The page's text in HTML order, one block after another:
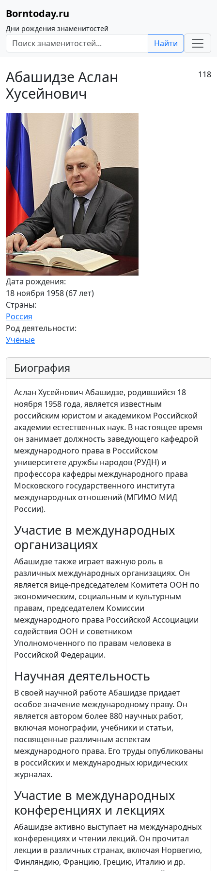
Borntoday.ru
Дни рождения знаменитостей
Найти
Абашидзе Аслан
Хусейнович
118
Дата рождения:
18 ноября 1958 (67 лет)
Страны:
Россия
Род деятельности:
Учёные
Биография
Аслан Хусейнович Абашидзе, родившийся 18
ноября 1958 года, является известным
российским юристом и академиком Российской
академии естественных наук. В настоящее время
он занимает должность заведующего кафедрой
международного права в Российском
университете дружбы народов (РУДН) и
профессора кафедры международного права
Московского государственного института
международных отношений (МГИМО МИД
России).
Участие в международных
организациях
Абашидзе также играет важную роль в
различных международных организациях. Он
является вице-председателем Комитета ООН по
экономическим, социальным и культурным
правам, председателем Комиссии
международного права Российской Ассоциации
содействия ООН и советником
Уполномоченного по правам человека в
Российской Федерации.
Научная деятельность
В своей научной работе Абашидзе придает
особое значение международному праву. Он
является автором более 880 научных работ,
включая монографии, учебники и статьи,
посвященные различным аспектам
международного права. Его труды опубликованы
в российских и международных юридических
журналах.
Участие в международных
конференциях и лекциях
Абашидзе активно выступает на международных
конференциях и чтении лекций. Он прочитал
лекции в различных странах, включая Норвегию,
Финляндию, Францию, Грецию, Италию и др.